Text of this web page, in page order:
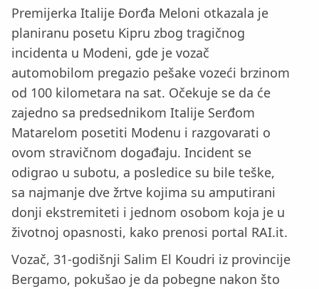
Premijerka Italije Đorđa Meloni otkazala je
planiranu posetu Kipru zbog tragičnog
incidenta u Modeni, gde je vozač
automobilom pregazio pešake vozeći brzinom
od 100 kilometara na sat. Očekuje se da će
zajedno sa predsednikom Italije Serđom
Matarelom posetiti Modenu i razgovarati o
ovom stravičnom događaju. Incident se
odigrao u subotu, a posledice su bile teške,
sa najmanje dve žrtve kojima su amputirani
donji ekstremiteti i jednom osobom koja je u
životnoj opasnosti, kako prenosi portal RAI.it.
Vozač, 31-godišnji Salim El Koudri iz provincije
Bergamo, pokušao je da pobegne nakon što